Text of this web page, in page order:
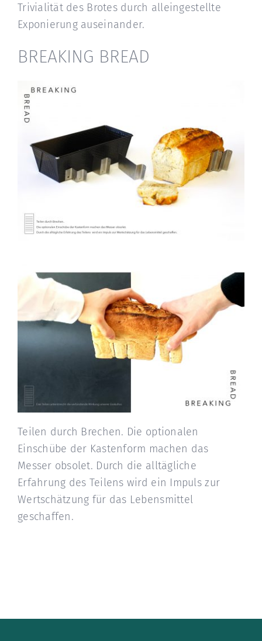
Trivialität des Brotes durch alleingestellte
Exponierung auseinander.
BREAKING BREAD
Teilen durch Brechen. Die optionalen
Einschübe der Kastenform machen das
Messer obsolet. Durch die alltägliche
Erfahrung des Teilens wird ein Impuls zur
Wertschätzung für das Lebensmittel
geschaffen.